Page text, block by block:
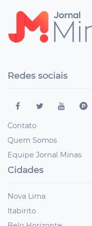
Redes sociais
Contato
Quem Somos
Equipe Jornal Minas
Cidades
Nova Lima
Itabirito